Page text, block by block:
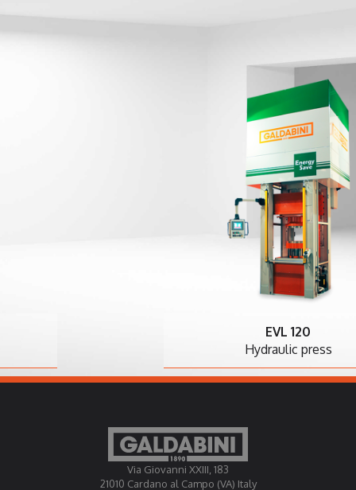
EVL 120
Hydraulic press
Via Giovanni XXIII, 183
21010 Cardano al Campo (VA) Italy